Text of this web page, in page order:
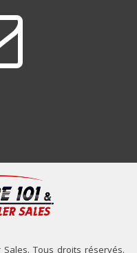
Tous droits réservés.